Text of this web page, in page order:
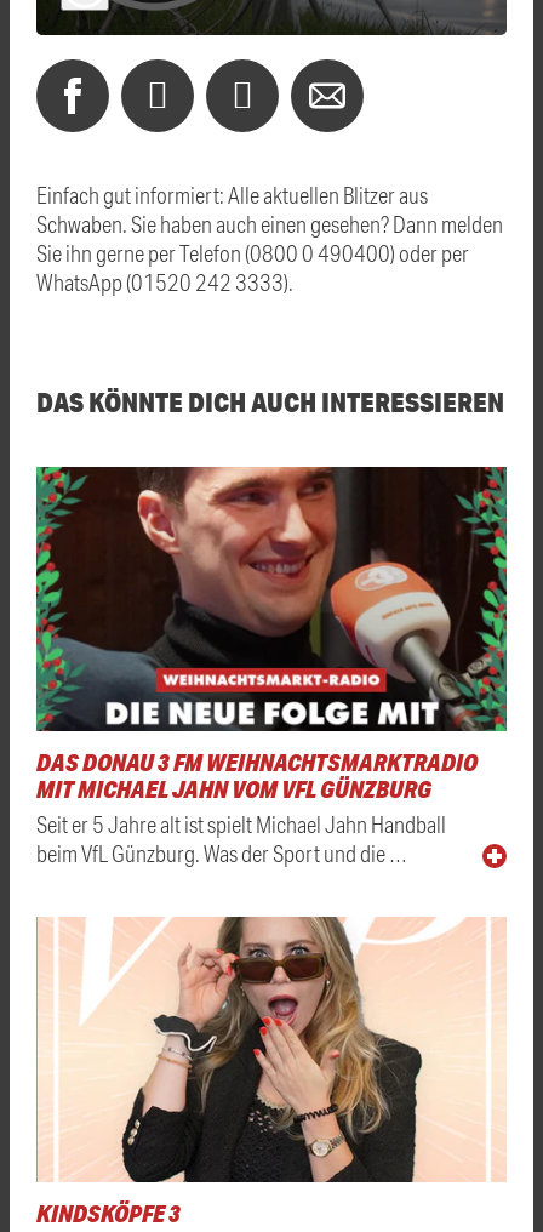
Einfach gut informiert: Alle aktuellen Blitzer aus
Schwaben. Sie haben auch einen gesehen? Dann melden
Sie ihn gerne per Telefon (0800 0 490400) oder per
WhatsApp (01520 242 3333).
DAS KÖNNTE DICH AUCH INTERESSIEREN
DAS DONAU 3 FM WEIHNACHTSMARKTRADIO
MIT MICHAEL JAHN VOM VFL GÜNZBURG
Seit er 5 Jahre alt ist spielt Michael Jahn Handball
beim VfL Günzburg. Was der Sport und die …
KINDSKÖPFE 3